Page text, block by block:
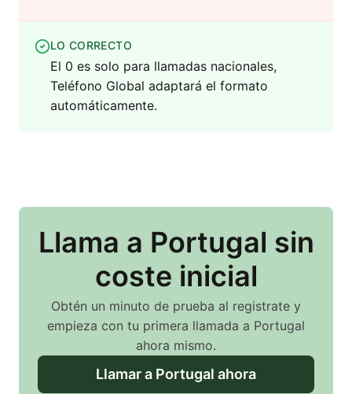
LO CORRECTO
El 0 es solo para llamadas nacionales,
Teléfono Global adaptará el formato
automáticamente.
Llama a Portugal sin
coste inicial
Obtén un minuto de prueba al registrate y
empieza con tu primera llamada a Portugal
ahora mismo.
Llamara Portugal ahora